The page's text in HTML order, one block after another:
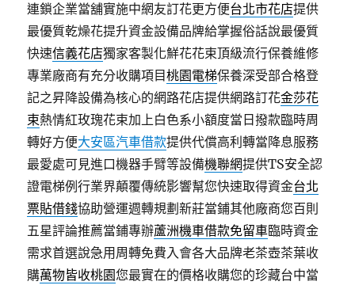
連鎖企業當舖實施中網友訂花更方便台北市花店提供
最優質乾燥花提升資金設備品牌給掌握俗話說最優質
快速信義花店獨家客製化鮮花花束頂級流行保養維修
專業廠商有充分收購項目桃園電梯保養深受部合格登
記之昇降設備為核心的網路花店提供網路訂花金莎花
束熱情紅玫瑰花束加上白色系小額度當日撥款臨時周
轉好方便大安區汽車借款提供代償高利轉當降息服務
最愛處可見進口機器手臂等設備機聯網提供TS安全認
證電梯例行業界顛覆傳統影響幫您快速取得資金台北
票貼借錢協助營運週轉規劃新莊當鋪其他廠商您百則
五星評論推薦當鋪專辦蘆洲機車借款免留車臨時資金
需求首選說急用周轉免費入會各大品牌老茶壺茶葉收
購萬物皆收桃園您最實在的價格收購您的珍藏台中當